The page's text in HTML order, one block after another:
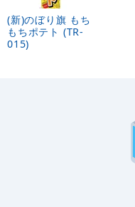
(新)のぼり旗 もち
もちポテト (TR-
015)